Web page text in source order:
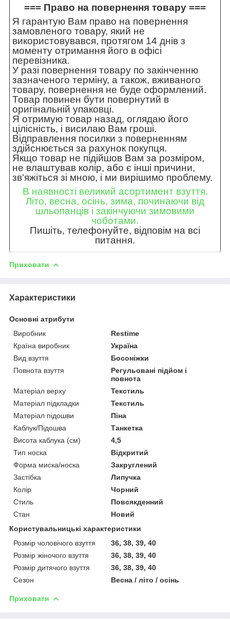
=== Право на повернення товару ===
Я гарантую Вам право на повернення
замовленого товару, який не
використовувався, протягом 14 днів з
моменту отримання його в офісі
перевізника.
У разі повернення товару по закінченню
зазначеного терміну, а також, вживаного
товару, повернення не буде оформлений.
Товар повинен бути повернутий в
оригінальній упаковці.
Я отримую товар назад, оглядаю його
цілісність, і висилаю Вам гроші.
Відправлення посилки з поверненням
здійснюється за рахунок покупця.
Якщо товар не підійшов Вам за розміром,
не влаштував колір, або є інші причини,
зв'яжіться зі мною, і ми вирішимо проблему.
В наявності великий асортимент взуття.
Літо, весна, осінь, зима, починаючи від
шльопанців і закінчуючи зимовими
чоботами.
Пишіть, телефонуйте, відповім на всі
питання.
Приховати
Характеристики
Основні атрибути
Виробник
Restime
Країна виробник
Україна
Вид взуття
Босоніжки
Повнота взуття
Регульовані підйом і
повнота
Матеріал верху
Текстиль
Матеріал підкладки
Текстиль
Матеріал підошви
Піна
Каблук/Підошва
Танкетка
Висота каблука (см)
4,5
Тип носка
Відкритий
Форма миска/носка
Закруглений
Застібка
Липучка
Колір
Чорний
Стиль
Повсякденний
Стан
Новий
Користувальницькі характеристики
Розмір чоловічого взуття
36, 38, 39, 40
Розмір жіночого взуття
36, 38, 39, 40
Розмір дитячого взуття
36, 38, 39, 40
Сезон
Весна / літо / осінь
Приховати